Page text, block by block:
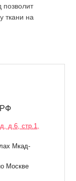
ткани на
РФ
д.6, стр.1,
Мкад-
Москве